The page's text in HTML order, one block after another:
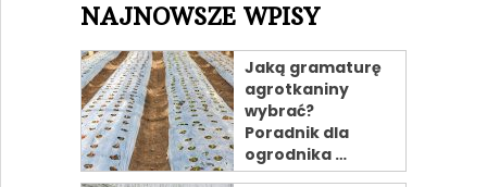
NAJNOWSZE WPISY
Jaką gramaturę
agrotkaniny
wybrać?
Poradnik dla
ogrodnika …